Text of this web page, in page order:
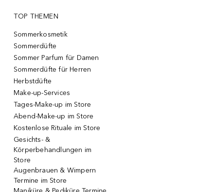
TOP THEMEN
Sommerkosmetik
Sommerdüfte
Sommer Parfum für Damen
Sommerdüfte für Herren
Herbstdüfte
Make-up-Services
Tages-Make-up im Store
Abend-Make-up im Store
Kostenlose Rituale im Store
Gesichts- &
Körperbehandlungen im
Store
Augenbrauen & Wimpern
Termine im Store